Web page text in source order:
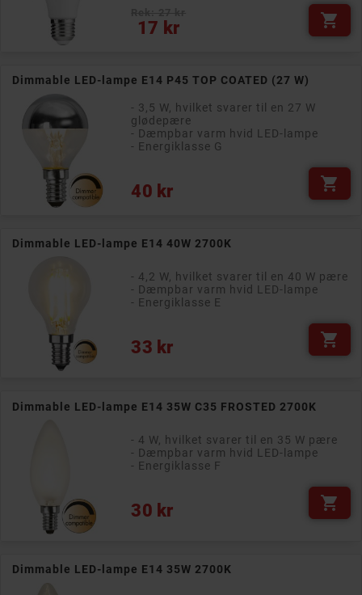
17 kr
Pris 
Dimmable LED-lampe E14 P45 TOP COATED (27 W)
- 3,5 W, hvilket svarer til en 27 W
glødepære
- Dæmpbar varm hvid LED-lampe
- Energiklasse G
40 kr
Pris 
Dimmable LED-lampe E14 40W 2700K
- 4,2 W, hvilket svarer til en 40 W pære
- Dæmpbar varm hvid LED-lampe
- Energiklasse E
33 kr
Pris 
Dimmable LED-lampe E14 35W C35 FROSTED 2700K
- 4 W, hvilket svarer til en 35 W pære
- Dæmpbar varm hvid LED-lampe
- Energiklasse F
30 kr
Pris 
Dimmable LED-lampe E14 35W 2700K